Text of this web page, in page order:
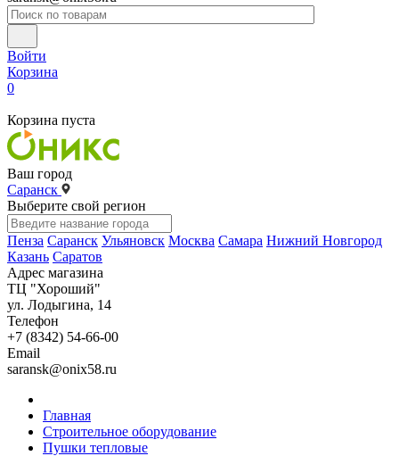
Войти
Корзина
0
Корзина пуста
Ваш город
Саранск
Выберите свой регион
Пенза Саранск Ульяновск Москва Самара Нижний Новгород
Казань Саратов
Адрес магазина
ТЦ "Хороший"
ул. Лодыгина, 14
Телефон
+7 (8342) 54-66-00
Email
saransk@onix58.ru
Главная
Строительное оборудование
Пушки тепловые